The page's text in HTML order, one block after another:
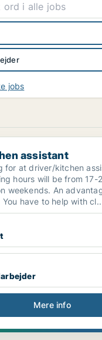
jobs
assistant
for at driver/kitchen
hours will be from 17-
weekends. An
You have to help with cl..
Mere info